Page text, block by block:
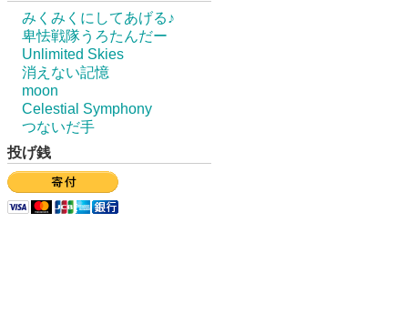
みくみくにしてあげる♪
卑怯戦隊うろたんだー
Unlimited Skies
消えない記憶
moon
Celestial Symphony
つないだ手
投げ銭